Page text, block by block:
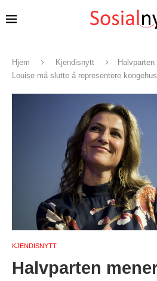
Hjem Kjendisnytt
Louise må slutte å representere
KJENDISNYTT
Halvparten